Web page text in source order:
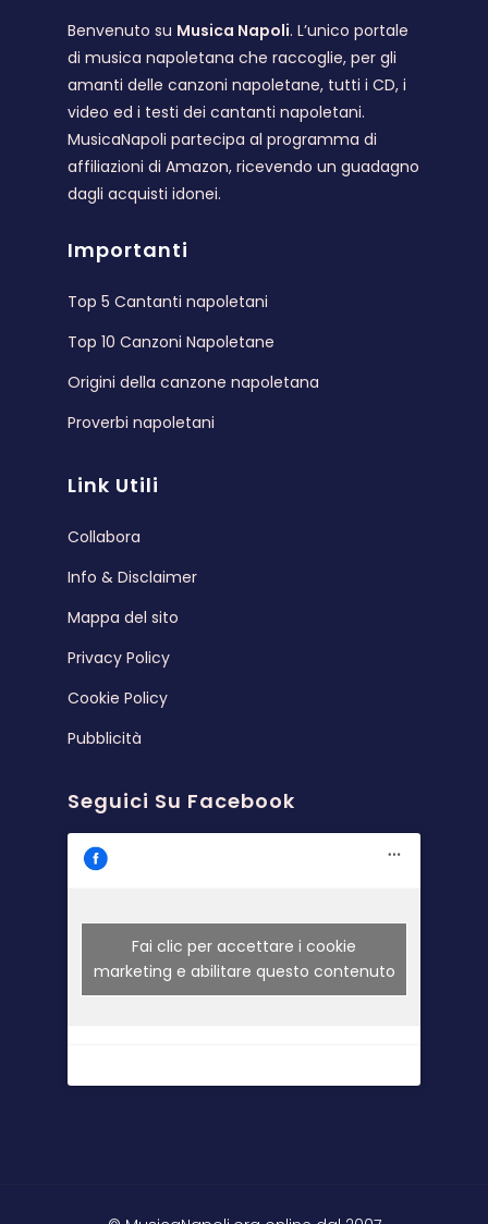
Benvenuto su Musica Napoli. L’unico portale
di musica napoletana che raccoglie, per gli
amanti delle canzoni napoletane, tutti i CD, i
video ed i testi dei cantanti napoletani.
MusicaNapoli partecipa al programma di
affiliazioni di Amazon, ricevendo un guadagno
dagli acquisti idonei.
Importanti
Top 5 Cantanti napoletani
Top 10 Canzoni Napoletane
Origini della canzone napoletana
Proverbi napoletani
Link Utili
Collabora
Info & Disclaimer
Mappa del sito
Privacy Policy
Cookie Policy
Pubblicità
Seguici Su Facebook
Fai clic per accettare i cookie
marketing e abilitare questo contenuto